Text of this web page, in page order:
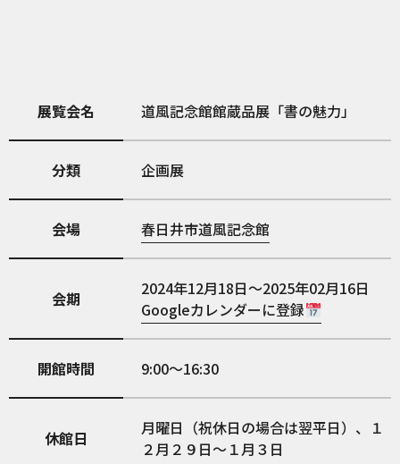
展覧会名 道風記念館館蔵品展「書の魅力」
分類 企画展
会場 春日井市道風記念館
会期
2024年12月18日～2025年02月16日
Googleカレンダーに登録
開館時間 9:00～16:30
休館日
月曜日（祝休日の場合は翌平日）、１
２月２９日～１月３日